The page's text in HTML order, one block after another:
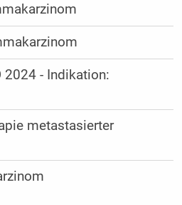
2024 - Indikation:
metastasierter